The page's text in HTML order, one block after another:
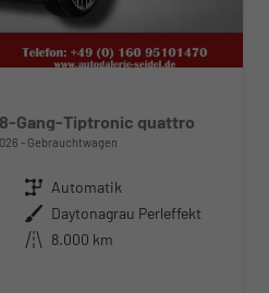
Gang-Tiptronic quattro
Gebrauchtwagen
Getriebe Automatik
Außenfarbe Daytonagrau Perleffekt
Kilometerstand 8.000 km